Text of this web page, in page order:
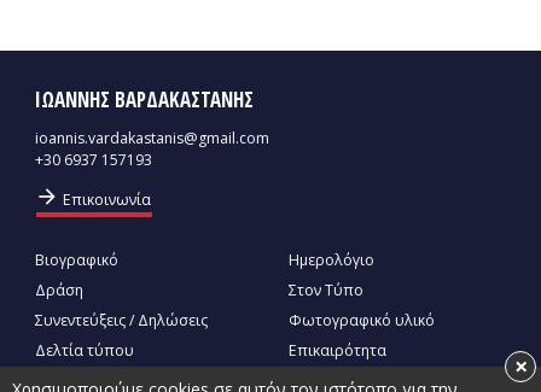
ΙΩΑΝΝΗΣ ΒΑΡΔΑΚΑΣΤΑΝΗΣ
ioannis.vardakastanis@gmail.com
+30 6937 157193
arrow_forward Επικοινωνία
Βιογραφικό
Δράση
Συνεντεύξεις / Δηλώσεις
Δελτία τύπου
Ημερολόγιο
Στον Τύπο
Φωτογραφικό υλικό
Επικαιρότητα
×